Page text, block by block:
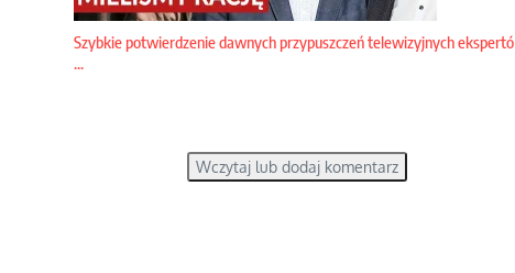
Szybkie potwierdzenie dawnych przypuszczeń telewizyjnych ekspertó
...
Wczytaj lub dodaj komentarz